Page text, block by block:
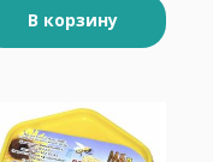
В корзину